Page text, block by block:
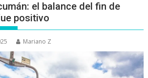
el balance del fin de
positivo
Mariano Z